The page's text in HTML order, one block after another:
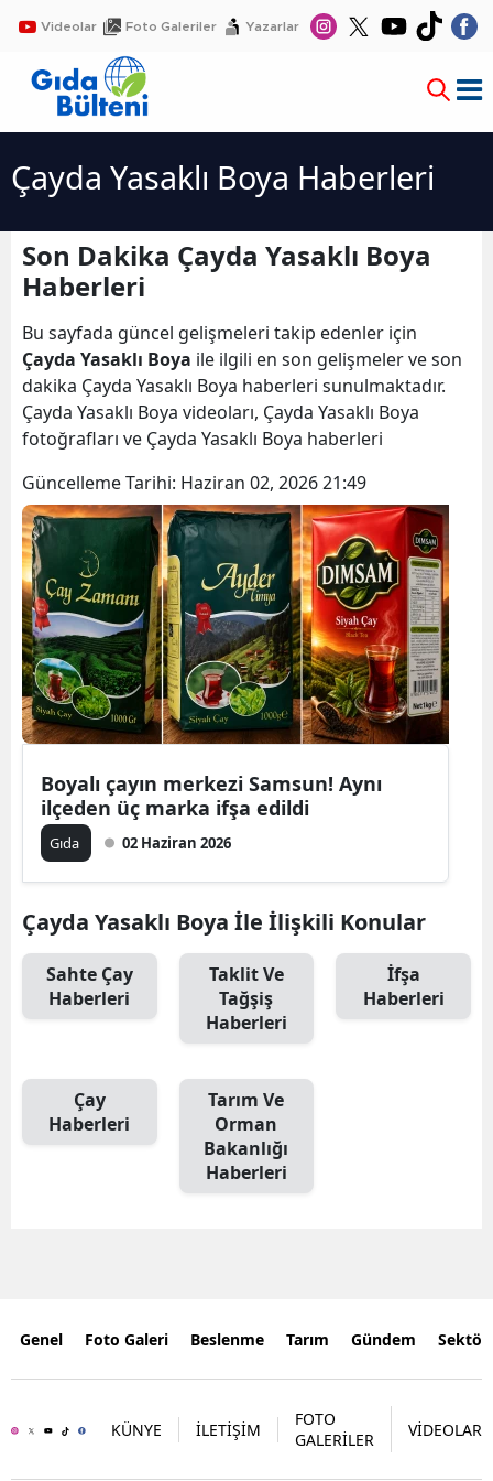
Videolar Foto Galeriler Yazarlar
Çayda Yasaklı Boya Haberleri
Son Dakika Çayda Yasaklı Boya
Haberleri
Bu sayfada güncel gelişmeleri takip edenler için
Çayda Yasaklı Boya ile ilgili en son gelişmeler ve son
dakika Çayda Yasaklı Boya haberleri sunulmaktadır.
Çayda Yasaklı Boya videoları, Çayda Yasaklı Boya
fotoğrafları ve Çayda Yasaklı Boya haberleri
Güncelleme Tarihi: Haziran 02, 2026 21:49
Boyalı çayın merkezi Samsun! Aynı
ilçeden üç marka ifşa edildi
Gıda 02 Haziran 2026
Çayda Yasaklı Boya İle İlişkili Konular
Sahte Çay
Haberleri
Taklit Ve
Tağşiş
Haberleri
İfşa
Haberleri
Çay
Haberleri
Tarım Ve
Orman
Bakanlığı
Haberleri
Genel Foto Galeri Beslenme Tarım Gündem
KÜNYE İLETİŞİM
FOTO
GALERİLER
VİDEOLAR